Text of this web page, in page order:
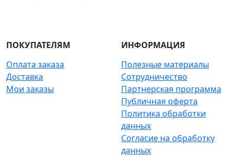
ПОКУПАТЕЛЯМ
Оплата заказа
Доставка
Мои заказы
ИНФОРМАЦИЯ
Полезные материалы
Сотрудничество
Партнерская программа
Публичная оферта
Политика обработки
данных
Согласие на обработку
данных